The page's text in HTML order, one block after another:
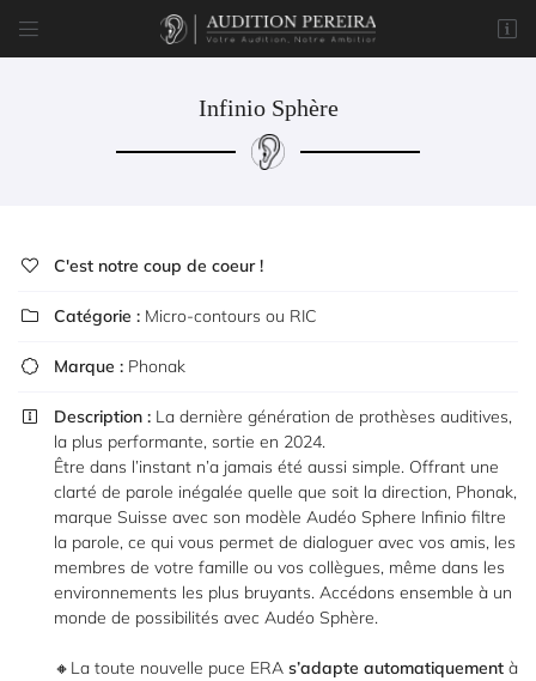
 
 Adresse email de réception
Code Captcha
Rafraîchir le captcha
En cochant cette case, vous consentez à recevoir nos propositions commerciales à
l'adresse email indiqué ci-dessus. Vous pouvez vous désinscrire à tout moment en
utilisant
le formulaire de désinscription
Inscription
Infinio Sphère
 C'est notre coup de coeur !
 Catégorie : Micro-contours ou RIC
 Marque : Phonak
 Description : La dernière génération de prothèses auditives,
la plus performante, sortie en 2024.
Être dans l’instant n’a jamais été aussi simple. Offrant une
clarté de parole inégalée quelle que soit la direction, Phonak,
marque Suisse avec son modèle Audéo Sphere Infinio filtre
la parole, ce qui vous permet de dialoguer avec vos amis, les
membres de votre famille ou vos collègues, même dans les
environnements les plus bruyants. Accédons ensemble à un
monde de possibilités avec Audéo Sphère.
🔸La toute nouvelle puce ERA s’adapte automatiquement à